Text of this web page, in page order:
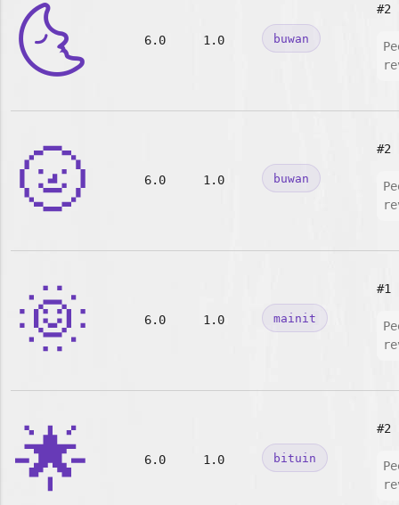
🌜 6.0 1.0 buwan
#2
🌝 6.0 1.0 buwan
#2
🌞 6.0 1.0 mainit
#1
🌟 6.0 1.0 bituin
#2